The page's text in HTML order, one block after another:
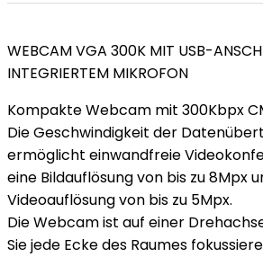
WEBCAM VGA 300K MIT USB-
INTEGRIERTEM MIKROFON
Kompakte Webcam mit 300Kbpx
Die Geschwindigkeit der
ermöglicht einwandfreie
eine Bildauflösung von bis zu 8Mpx
Videoauflösung von bis zu 5Mpx.
Die Webcam ist auf einer
Sie jede Ecke des Raumes